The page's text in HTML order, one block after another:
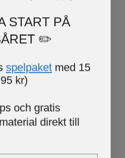
START PÅ
✏️
spelpaket med 15
kr)
och gratis
direkt till